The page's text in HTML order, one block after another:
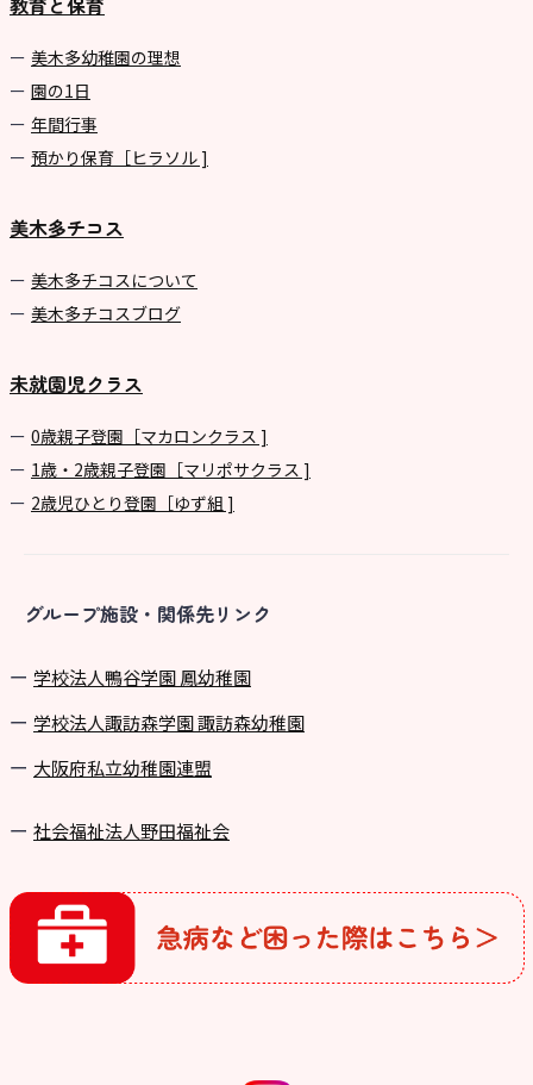
美⽊多幼稚園の理想
園の1⽇
年間⾏事
預かり保育［ヒラソル ]
美木多チコス
美⽊多チコスについて
美⽊多チコスブログ
未就園児クラス
0歳親子登園［マカロンクラス ]
1歳・2歳親子登園［マリポサクラス ]
2歳児ひとり登園［ゆず組 ]
グループ施設・関係先リンク
学校法⼈鴨⾕学園 鳳幼稚園
学校法⼈諏訪森学園 諏訪森幼稚園
⼤阪府私⽴幼稚園連盟
社会福祉法人野田福祉会